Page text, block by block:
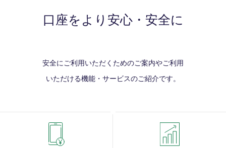
口座をより安心・安全に
安全にご利用いただくためのご案内やご利用
いただける機能・サービスのご紹介です。